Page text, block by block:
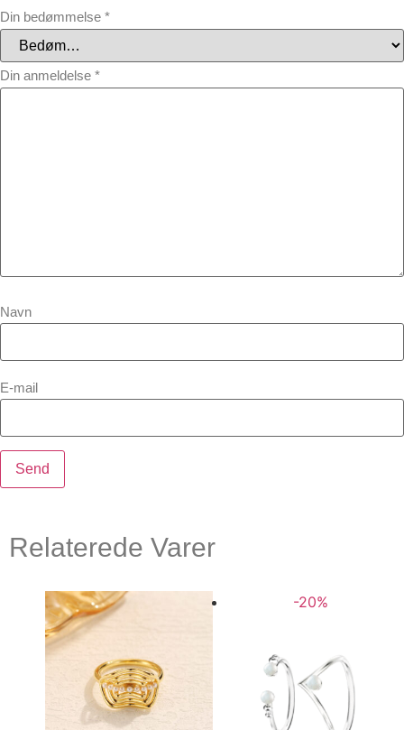
Din bedømmelse *
Din anmeldelse *
Navn
E-mail
Relaterede Varer
-20%